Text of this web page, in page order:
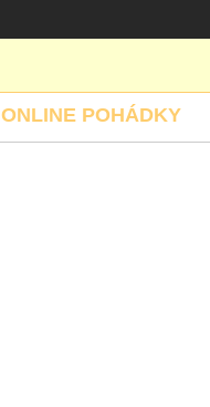
ONLINE POHÁDKY